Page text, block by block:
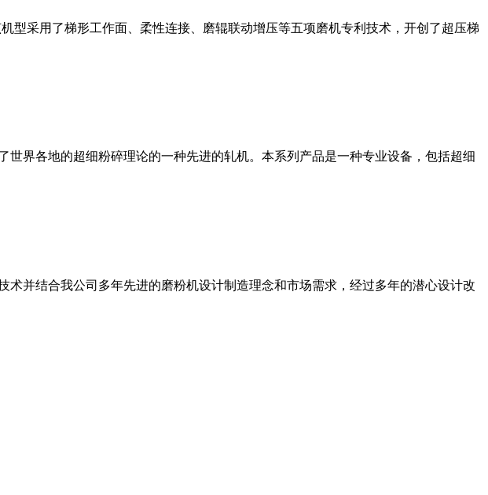
型采用了梯形工作面、柔性连接、磨辊联动增压等五项磨机专利技术，开创了超压梯
界各地的超细粉碎理论的一种先进的轧机。本系列产品是一种专业设备，包括超细
并结合我公司多年先进的磨粉机设计制造理念和市场需求，经过多年的潜心设计改